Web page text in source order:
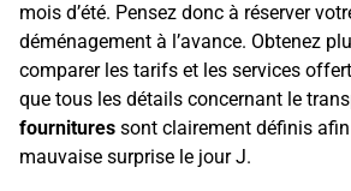
mois d’été. Pensez donc à réserver
déménagement à l’avance. Obtenez
comparer les tarifs et les services
que tous les détails concernant le
fournitures sont clairement définis afin
mauvaise surprise le jour J.